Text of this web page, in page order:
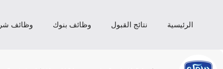
الرئيسية نتائج القبول وظائف بنوك وظائف